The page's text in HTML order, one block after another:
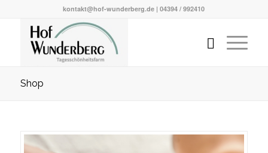
kontakt@hof-wunderberg.de | 04394 / 992410
Shop